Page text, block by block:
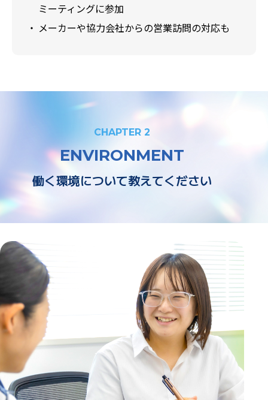
ミーティングに参加
メーカーや協力会社からの営業訪問の対応も
CHAPTER 2
ENVIRONMENT
働く環境について教えてください